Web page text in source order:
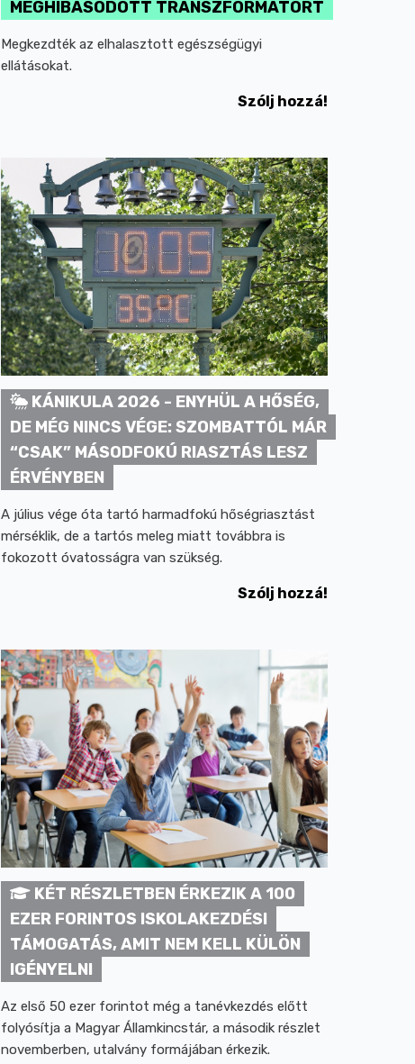
MEGHIBÁSODOTT TRANSZFORMÁTORT
Megkezdték az elhalasztott egészségügyi
ellátásokat.
Szólj hozzá!
KÁNIKULA 2026 - ENYHÜL A HŐSÉG,
DE MÉG NINCS VÉGE: SZOMBATTÓL MÁR
“CSAK” MÁSODFOKÚ RIASZTÁS LESZ
ÉRVÉNYBEN
A július vége óta tartó harmadfokú hőségriasztást
mérséklik, de a tartós meleg miatt továbbra is
fokozott óvatosságra van szükség.
Szólj hozzá!
KÉT RÉSZLETBEN ÉRKEZIK A 100
EZER FORINTOS ISKOLAKEZDÉSI
TÁMOGATÁS, AMIT NEM KELL KÜLÖN
IGÉNYELNI
Az első 50 ezer forintot még a tanévkezdés előtt
folyósítja a Magyar Államkincstár, a második részlet
novemberben, utalvány formájában érkezik.